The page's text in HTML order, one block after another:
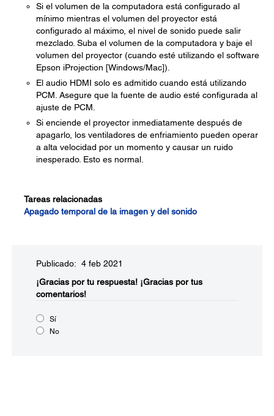
Si el volumen de la computadora está configurado al
mínimo mientras el volumen del proyector está
configurado al máximo, el nivel de sonido puede salir
mezclado. Suba el volumen de la computadora y baje el
volumen del proyector (cuando esté utilizando el software
Epson iProjection [Windows/Mac]).
El audio HDMI solo es admitido cuando está utilizando
PCM. Asegure que la fuente de audio esté configurada al
ajuste de PCM.
Si enciende el proyector inmediatamente después de
apagarlo, los ventiladores de enfriamiento pueden operar
a alta velocidad por un momento y causar un ruido
inesperado. Esto es normal.
Tareas relacionadas
Apagado temporal de la imagen y del sonido
Publicado: 4 feb 2021
¡Gracias por tu respuesta! ¡Gracias por tus
comentarios!
Sí
No